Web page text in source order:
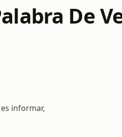
De
informar,